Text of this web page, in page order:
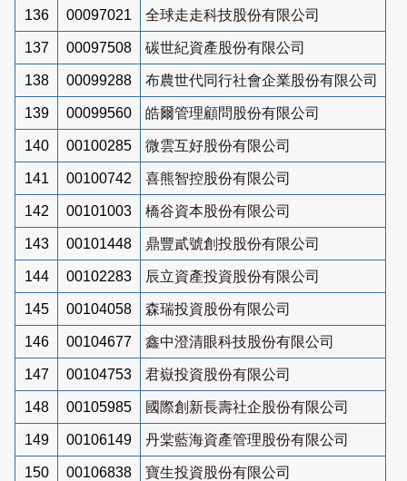
136 00097021 全球走走科技股份有限公司
137 00097508 碳世紀資產股份有限公司
138 00099288 布農世代同行社會企業股份有限公司
139 00099560 皓爾管理顧問股份有限公司
140 00100285 微雲互好股份有限公司
141 00100742 喜熊智控股份有限公司
142 00101003 橋谷資本股份有限公司
143 00101448 鼎豐貳號創投股份有限公司
144 00102283 辰立資產投資股份有限公司
145 00104058 森瑞投資股份有限公司
146 00104677 鑫中澄清眼科技股份有限公司
147 00104753 君嶽投資股份有限公司
148 00105985 國際創新長壽社企股份有限公司
149 00106149 丹棠藍海資產管理股份有限公司
150 00106838
寶生投資股份有限公司